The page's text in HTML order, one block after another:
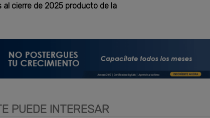
al cierre de 2025 producto de la
PUEDE INTERESAR